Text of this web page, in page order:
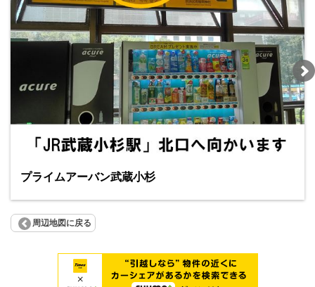
プライムアーバン武蔵小杉
周辺地図に戻る